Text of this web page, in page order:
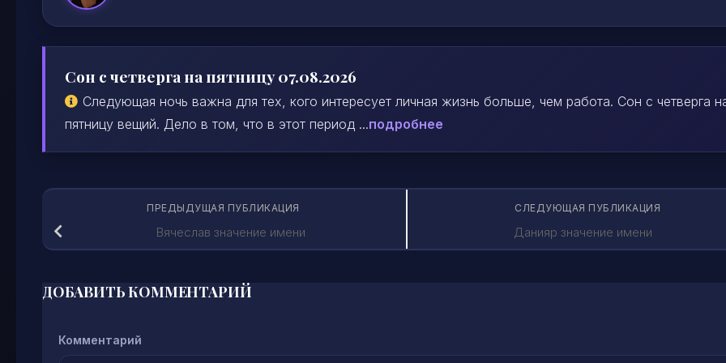
Сон с четверга на пятницу 07.08.2026
Следующая ночь важна для тех, кого интересует личная жизнь больше, чем работа. Сон с четверга
пятницу вещий. Дело в том, что в этот период ...подробнее
СЛЕДУЮЩАЯ ПУБЛИКАЦИЯ
Данияр значение имени
ПРЕДЫДУЩАЯ ПУБЛИКАЦИЯ
Вячеслав значение имени
ДОБАВИТЬ КОММЕНТАРИЙ
Комментарий